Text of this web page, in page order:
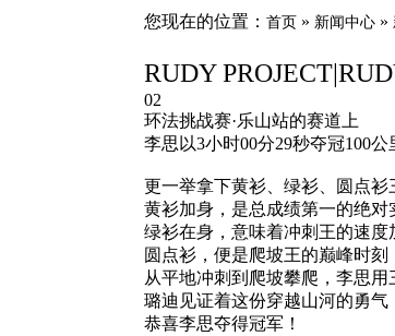
您现在的位置： 首页 » 新闻中心 »
RUDY
02
环法挑战赛·乐山站的赛道上
李思以3小时00分29秒夺冠100
更一举拿下黄衫、绿衫、圆点衫
黄衫加身，是总成绩第一的绝对
绿衫在身，意味着冲刺王的速度
圆点衫，便是爬坡王的巅峰时刻
从平地冲刺到爬坡攀爬，李思
璐迪见证着这份穿越山河的勇
恭喜李思夺得冠军！